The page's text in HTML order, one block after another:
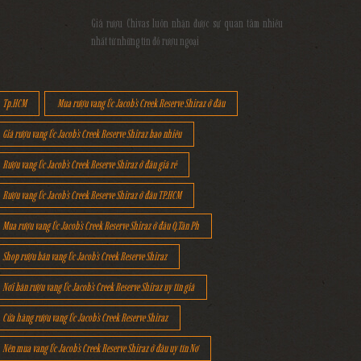
Giá rượu Chivas luôn nhận được sự quan tâm nhiều
nhất từ những tín đồ rượu ngoại
Tp.HCM Mua rượu vang Úc Jacob's Creek Reserve Shiraz ở đâu
Giá rượu vang Úc Jacob's Creek Reserve Shiraz bao nhiêu
Rượu vang Úc Jacob's Creek Reserve Shiraz ở đâu giá rẻ
Rượu vang Úc Jacob's Creek Reserve Shiraz ở đâu TP.HCM
Mua rượu vang Úc Jacob's Creek Reserve Shiraz ở đâu Q.Tân Ph
Shop rượu bán vang Úc Jacob's Creek Reserve Shiraz
Nơi bán rượu vang Úc Jacob's Creek Reserve Shiraz uy tín giá
Cửa hàng rượu vang Úc Jacob's Creek Reserve Shiraz
Nên mua vang Úc Jacob's Creek Reserve Shiraz ở đâu uy tín Nơ